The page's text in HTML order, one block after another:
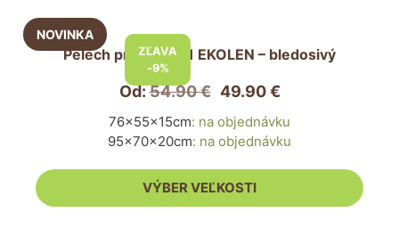
produktu.
ZĽAVA
-9%
Pelech pre psa 2v1 EKOLEN – bledosivý
Od:54.90€ 49.90€
76x55x15cm: na objednávku
95x70x20cm: na objednávku
VÝBER VEĽKOSTI
Tento
produkt
môžete
vybrať